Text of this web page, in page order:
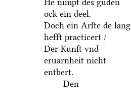
He nimpt des guden
ock ein deel.
Doch ein Arſte de lang
hefft practicert /
Der Kunſt vnd
eruarnheit nicht
entbert.
Den